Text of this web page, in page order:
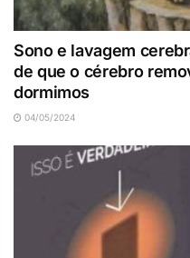
Sono e lavagem
de que o cérebro
dormimos
04/05/2024